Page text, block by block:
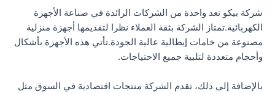
شركة بيكو تعد واحدة من الشركات الرائدة في صناعة الأجهزة
الكهربائية.تمتاز الشركة بثقة العملاء نظرا لتقديمها أجهزة منزلية
مصنوعة من خامات إيطالية عالية الجودة.تأتي هذه الأجهزة بأشكال
وأحجام متعددة لتلبية جميع الاحتياجات.
بالإضافة إلى ذلك، تقدم الشركة منتجات اقتصادية في السوق مثل